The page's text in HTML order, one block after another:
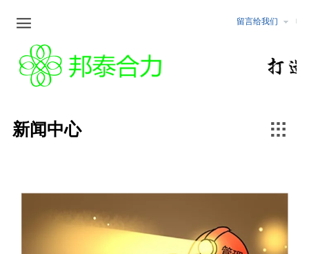
留言给我们
企业文化
企业文化
新闻中心
最新动态
公告公示
化工
冶金
服务范围
安全评价
安全生产标准化
可行性研究报告编制
新闻中心 